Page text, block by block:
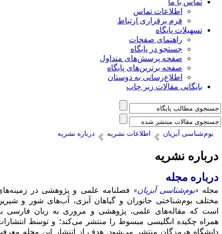
متداول
پایگاه
دوستان
چاپ
نشریه درباره نشریه
»فصلنامه علمی و پژوهشی در زمینه‌های
و گیاهان آبزی، آب‌های شور و شیرین
پژوهشی و مروری به زبان فارسی به
را منتشر می‌کند؛ و توسط انتشارات